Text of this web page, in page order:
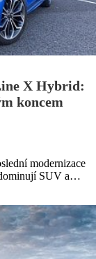
X Hybrid:
koncem
modernizace
dominují SUV a…